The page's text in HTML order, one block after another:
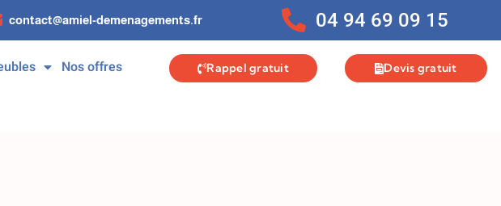
contact@amiel-demenagements.fr 04 94 69 09 15
Nos offres
Rappel gratuit Devis gratuit